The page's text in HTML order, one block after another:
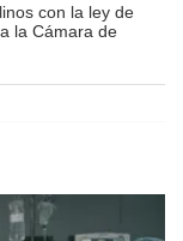
con la ley de
la Cámara de